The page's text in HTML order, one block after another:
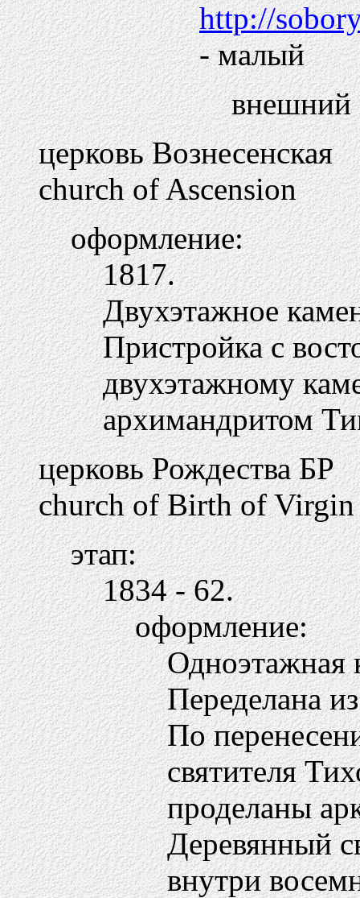
http://
- малый
внешний
церковь Вознесенская
church of Ascension
оформление:
1817.
Двухэтажное
Пристройка с
двухэтажному
архимандритом
церковь Рождества БР
church of Birth of Virgin
этап:
1834 - 62.
оформление:
Одноэтажная
Переделана
По
святителя
проделаны
Деревянный
внутри